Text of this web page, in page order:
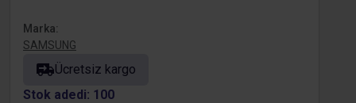
Marka:
SAMSUNG
Ücretsiz kargo
Stok adedi: 100